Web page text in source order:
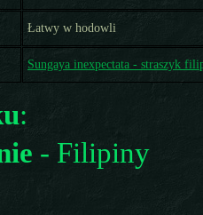
Łatwy w hodowli
Sungaya inexpectata - straszyk
:
- Filipiny